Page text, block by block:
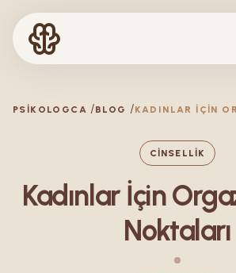
PSIKOLOGCA BLOG
CINSELLIK
Kadınlar İçin
Noktaları